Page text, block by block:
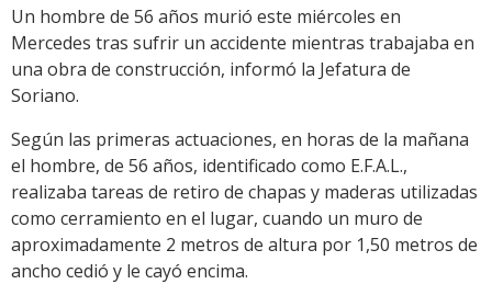
Link
Un hombre de 56 años murió este miércoles en
Mercedes tras sufrir un accidente mientras trabajaba en
una obra de construcción, informó la Jefatura de
Soriano.
Según las primeras actuaciones, en horas de la mañana
el hombre, de 56 años, identificado como E.F.A.L.,
realizaba tareas de retiro de chapas y maderas utilizadas
como cerramiento en el lugar, cuando un muro de
aproximadamente 2 metros de altura por 1,50 metros de
ancho cedió y le cayó encima.